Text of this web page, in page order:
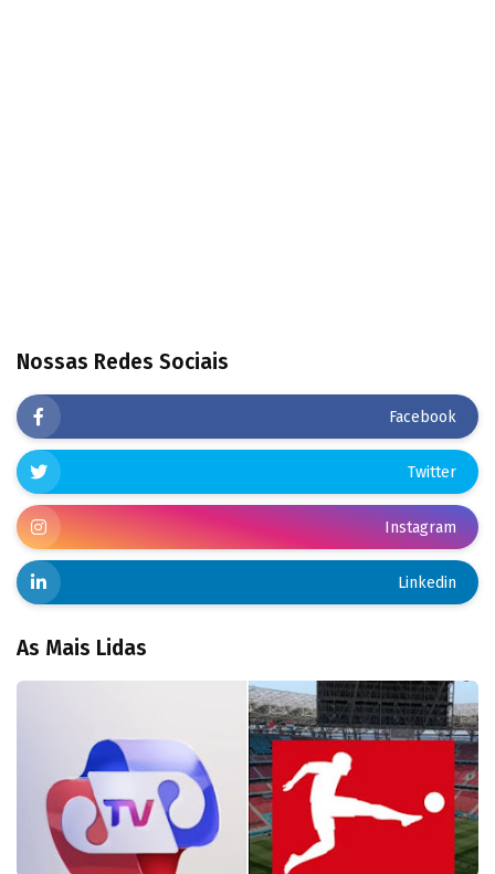
Nossas Redes Sociais
Facebook
Twitter
Instagram
Linkedin
As Mais Lidas